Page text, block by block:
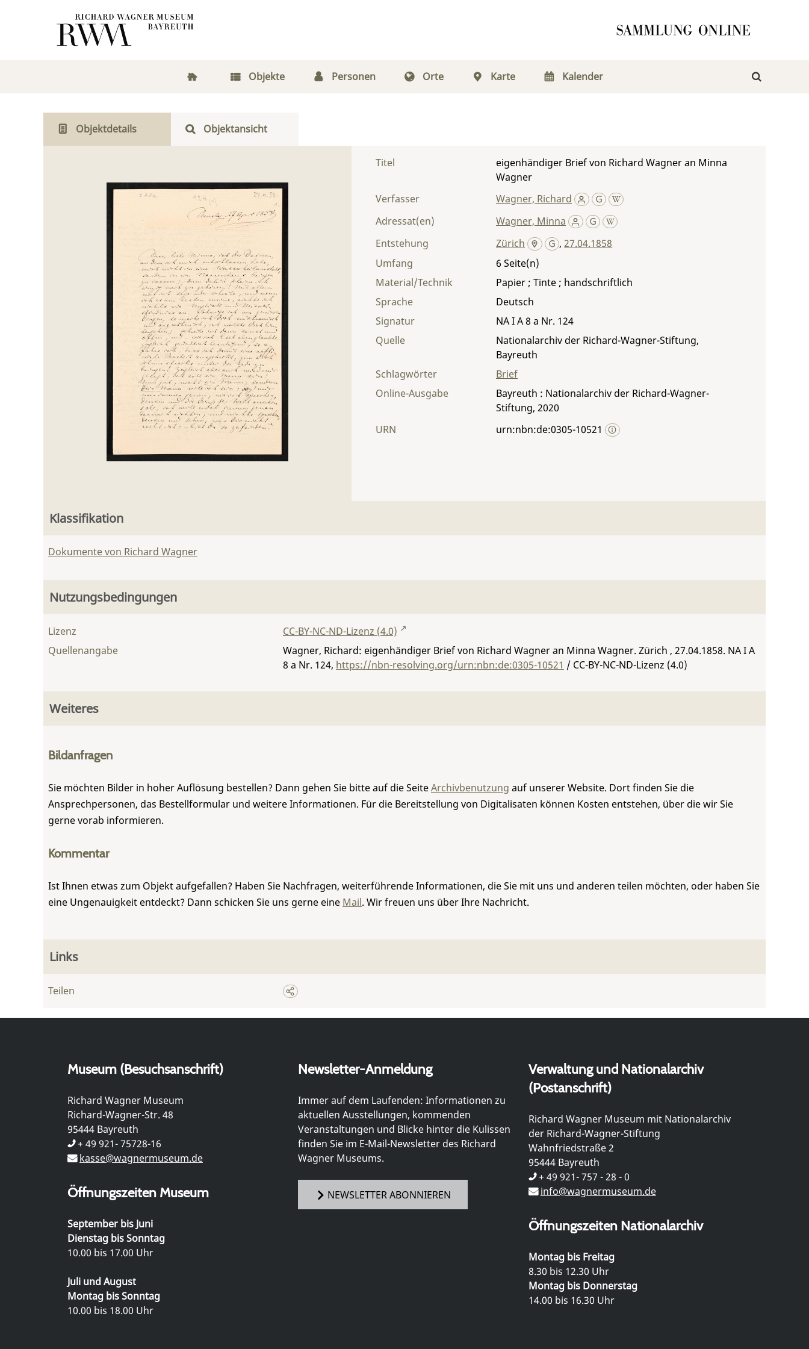
Objekte Personen Orte Karte Kalender
Objektdetails Objektansicht
Titel
eigenhändiger Brief von Richard Wagner an Minna
Wagner
Verfasser
Wagner, Richard
Adressat(en)
Wagner, Minna
Entstehung
Zürich ,27.04.1858
Umfang
6
Material/Technik
Papier ; Tinte ; handschriftlich
Sprache
Deutsch
Signatur
NA I A 8 a Nr. 124
Quelle
Nationalarchiv der Richard-Wagner-Stiftung,
Bayreuth
Schlagwörter
Brief
Online-Ausgabe
Bayreuth : Nationalarchiv der Richard-Wagner-
Stiftung, 2020
URN
urn:nbn:de:0305-10521
Klassifikation
Dokumente von Richard Wagner
Nutzungsbedingungen
Lizenz
CC-BY-NC-ND-Lizenz (4.0)
Quellenangabe
Wagner, Richard: eigenhändiger Brief von Richard Wagner an Minna Wagner. Zürich , 27.04.1858. NA I A
8 a Nr. 124, https://nbn-resolving.org/urn:nbn:de:0305-10521 / CC-BY-NC-ND-Lizenz (4.0)
Weiteres
Bildanfragen
Sie möchten Bilder in hoher Auflösung bestellen? Dann gehen Sie bitte auf die SeiteArchivbenutzung auf unserer Website. Dort finden Sie die
Ansprechpersonen, das Bestellformular und weitere Informationen. Für die Bereitstellung von Digitalisaten können Kosten entstehen, über die wir Sie
gerne vorab informieren.
Kommentar
Ist Ihnen etwas zum Objekt aufgefallen? Haben Sie Nachfragen, weiterführende Informationen, die Sie mit uns und anderen teilen möchten, oder haben Sie
eine Ungenauigkeit entdeckt? Dann schicken Sie uns gerne eine Mail. Wir freuen uns über Ihre Nachricht.
Links
Teilen
Museum (Besuchsanschrift)
Richard Wagner Museum
Richard-Wagner-Str. 48
95444 Bayreuth
+ 49 921- 75728-16
kasse@wagnermuseum.de
Öffnungszeiten Museum
September bis Juni
Dienstag bis Sonntag
10.00 bis 17.00 Uhr
Juli und August
Montag bis Sonntag
10.00 bis 18.00 Uhr
Newsletter-Anmeldung
Immer auf dem Laufenden: Informationen zu
aktuellen Ausstellungen, kommenden
Veranstaltungen und Blicke hinter die Kulissen
finden Sie im E-Mail-Newsletter des Richard
Wagner Museums.
NEWSLETTER ABONNIEREN
Verwaltung und Nationalarchiv
(Postanschrift)
Richard Wagner Museum mit Nationalarchiv
der Richard-Wagner-Stiftung
Wahnfriedstraße 2
95444 Bayreuth
+ 49 921- 757 - 28 - 0
info@wagnermuseum.de
Öffnungszeiten Nationalarchiv
Montag bis Freitag
8.30 bis 12.30 Uhr
Montag bis Donnerstag
14.00 bis 16.30 Uhr